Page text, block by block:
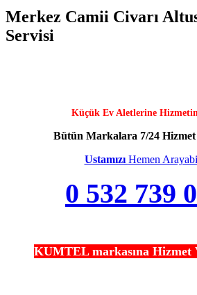
Merkez Camii Civarı
Servisi
Küçük Ev Aletlerine
Bütün Markalara 7/24
Ustamızı Hemen
0 532 739
KUMTEL markasına Hizmet